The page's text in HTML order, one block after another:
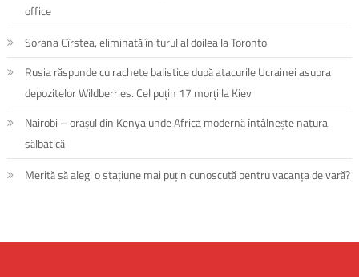
office
Sorana Cîrstea, eliminată în turul al doilea la Toronto
Rusia răspunde cu rachete balistice după atacurile Ucrainei asupra
depozitelor Wildberries. Cel puțin 17 morți la Kiev
Nairobi – orașul din Kenya unde Africa modernă întâlnește natura
sălbatică
Merită să alegi o stațiune mai puțin cunoscută pentru vacanța de vară?